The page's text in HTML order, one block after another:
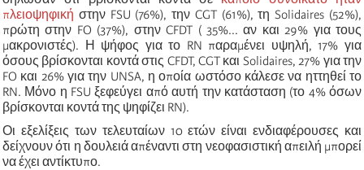
πλειοψηφική στην FSU (76%), την CGT (61%), τη Solidaires (52%),
πρώτη στην FO (37%), στην CFDT ( 35%... αν και 29% για τους
μακρονιστές). Η ψήφος για το RN παραμένει υψηλή, 17% για
όσους βρίσκονται κοντά στις CFDT, CGT και Solidaires, 27% για την
FO και 26% για την UNSA, η οποία ωστόσο κάλεσε να ηττηθεί το
RN. Μόνο η FSU ξεφεύγει από αυτή την κατάσταση (το 4% όσων
βρίσκονται κοντά της ψηφίζει RN).
Οι εξελίξεις των τελευταίων 10 ετών είναι ενδιαφέρουσες και
δείχνουν ότι η δουλειά απέναντι στη νεοφασιστική απειλή μπορεί
να έχει αντίκτυπο.